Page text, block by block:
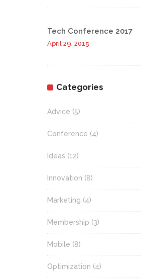
Tech Conference 2017
April 29, 2015
Categories
Advice (5)
Conference (4)
Ideas (12)
Innovation (8)
Marketing (4)
Membership (3)
Mobile (8)
Optimization (4)